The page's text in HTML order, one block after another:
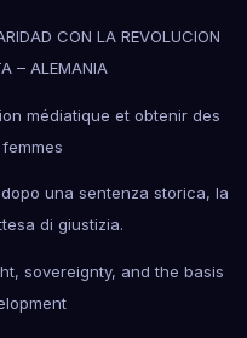
CON LA REVOLUCION
– ALEMANIA
médiatique et obtenir des
una sentenza storica, la
di giustizia.
sovereignty, and the basis